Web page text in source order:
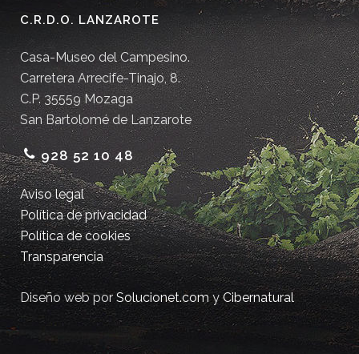
C.R.D.O. LANZAROTE
Casa-Museo del Campesino.
Carretera Arrecife-Tinajo, 8.
C.P. 35559 Mozaga
San Bartolomé de Lanzarote
928 52 10 48
Aviso legal
Política de privacidad
Política de cookies
Transparencia
Diseño web porSolucionet.comyCibernatural